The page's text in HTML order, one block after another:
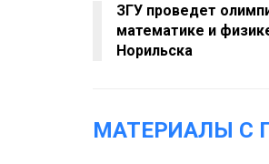
ЗГУ проведет
математике и
Норильска
МАТЕРИАЛЫ С